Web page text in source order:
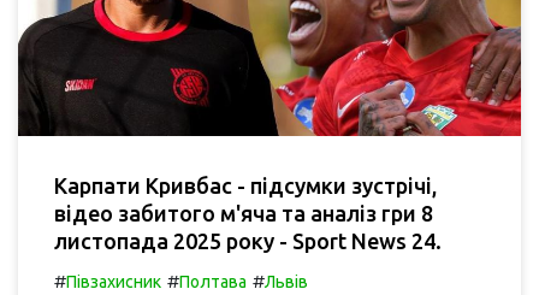
Карпати Кривбас - підсумки зустрічі,
відео забитого м'яча та аналіз гри 8
листопада 2025 року - Sport News 24.
#Півзахисник #Полтава #Львів